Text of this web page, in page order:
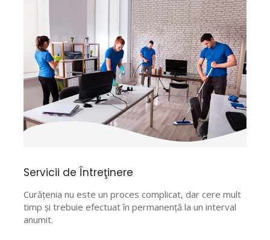
Servicii de Întreţinere
Curățenia nu este un proces complicat, dar cere mult
timp și trebuie efectuat în permanență la un interval
anumit.